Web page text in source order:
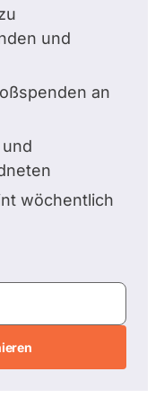
und
an
wöchentlich